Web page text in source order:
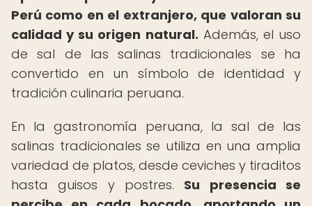
Perú como en el extranjero, que valoran su
calidad y su origen natural. Además, el uso
de sal de las salinas tradicionales se ha
convertido en un símbolo de identidad y
tradición culinaria peruana.
En la gastronomía peruana, la sal de las
salinas tradicionales se utiliza en una amplia
variedad de platos, desde ceviches y tiraditos
hasta guisos y postres. Su presencia se